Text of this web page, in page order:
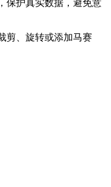
保护真实数据，避免意
剪、旋转或添加马赛